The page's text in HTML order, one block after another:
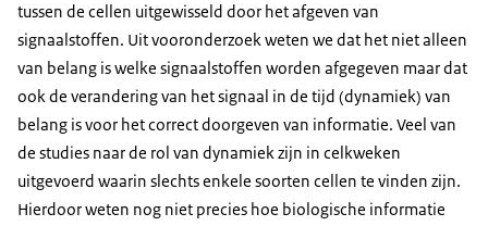
tussen de cellen uitgewisseld door het afgeven van
signaalstoffen. Uit vooronderzoek weten we dat het niet alleen
van belang is welke signaalstoffen worden afgegeven maar dat
ook de verandering van het signaal in de tijd (dynamiek) van
belang is voor het correct doorgeven van informatie. Veel van
de studies naar de rol van dynamiek zijn in celkweken
uitgevoerd waarin slechts enkele soorten cellen te vinden zijn.
Hierdoor weten nog niet precies hoe biologische informatie